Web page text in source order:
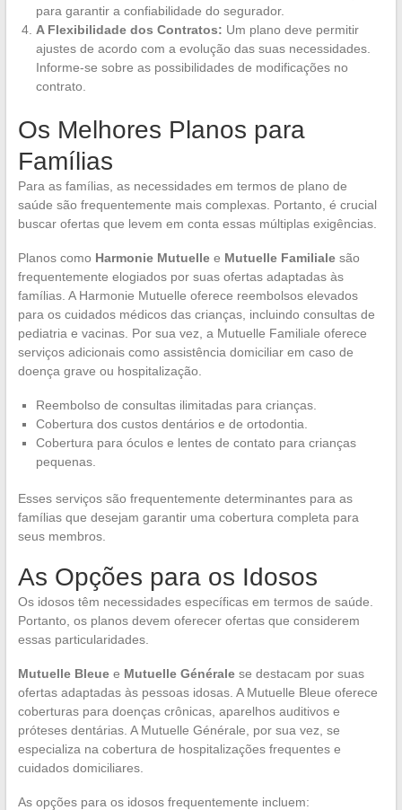
para garantir a confiabilidade do segurador.
A Flexibilidade dos Contratos: Um plano deve permitir
ajustes de acordo com a evolução das suas necessidades.
Informe-se sobre as possibilidades de modificações no
contrato.
Os Melhores Planos para
Famílias
Para as famílias, as necessidades em termos de plano de
saúde são frequentemente mais complexas. Portanto, é crucial
buscar ofertas que levem em conta essas múltiplas exigências.
Planos como Harmonie Mutuellee Mutuelle Familialesão
frequentemente elogiados por suas ofertas adaptadas às
famílias. A Harmonie Mutuelle oferece reembolsos elevados
para os cuidados médicos das crianças, incluindo consultas de
pediatria e vacinas. Por sua vez, a Mutuelle Familiale oferece
serviços adicionais como assistência domiciliar em caso de
doença grave ou hospitalização.
Reembolso de consultas ilimitadas para crianças.
Cobertura dos custos dentários e de ortodontia.
Cobertura para óculos e lentes de contato para crianças
pequenas.
Esses serviços são frequentemente determinantes para as
famílias que desejam garantir uma cobertura completa para
seus membros.
As Opções para os Idosos
Os idosos têm necessidades específicas em termos de saúde.
Portanto, os planos devem oferecer ofertas que considerem
essas particularidades.
Mutuelle Bleuee Mutuelle Généralese destacam por suas
ofertas adaptadas às pessoas idosas. A Mutuelle Bleue oferece
coberturas para doenças crônicas, aparelhos auditivos e
próteses dentárias. A Mutuelle Générale, por sua vez, se
especializa na cobertura de hospitalizações frequentes e
cuidados domiciliares.
As opções para os idosos frequentemente incluem: